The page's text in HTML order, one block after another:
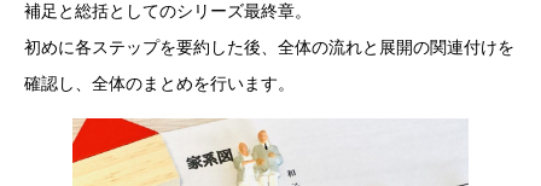
補足と総括としてのシリーズ最終章。
初めに各ステップを要約した後、全体の流れと展開の関連付けを
確認し、全体のまとめを行います。